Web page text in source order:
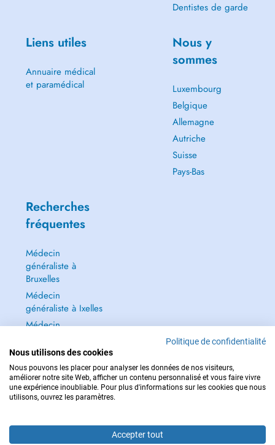
Dentistes de garde
Liens utiles
Annuaire médical
et paramédical
Nous y
sommes
Luxembourg
Belgique
Allemagne
Autriche
Suisse
Pays-Bas
Recherches
fréquentes
Médecin
généraliste à
Bruxelles
Médecin
généraliste à Ixelles
Médecin
Dentiste à Bruxelles
Tout voir →
POUR LES URGENCES, CONSULTEZ : 112
Politique de confidentialité
Nous utilisons des cookies
Nous pouvons les placer pour analyser les données de nos visiteurs,
améliorer notre site Web, afficher un contenu personnalisé et vous faire vivre
une expérience inoubliable. Pour plus d'informations sur les cookies que nous
utilisons, ouvrez les paramètres.
Accepter tout